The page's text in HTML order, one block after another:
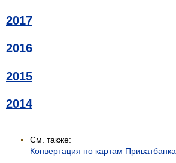
2017
2016
2015
2014
См. также:
Конвертация по картам Приватбанка